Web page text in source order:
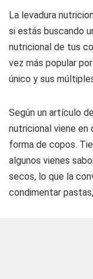
La levadura
si estás buscando
nutricional de tus
vez más popular
único y sus
Según un artículo de
nutricional viene
forma de copos.
algunos vienes
secos, lo que la
condimentar